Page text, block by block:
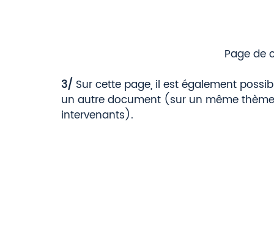
Page de
3/ Sur cette page, il est également
un autre document (sur un même
intervenants).